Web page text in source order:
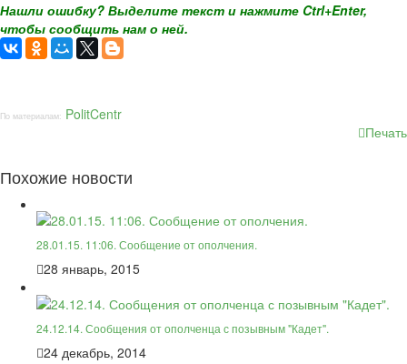
Нашли ошибку? Выделите текст и нажмите Ctrl+Enter,
чтобы сообщить нам о ней.
По материалам: PolitCentr
Печать
Похожие новости
28.01.15. 11:06. Сообщение от ополчения.
28 январь, 2015
24.12.14. Сообщения от ополченца с позывным "Кадет".
24 декабрь, 2014